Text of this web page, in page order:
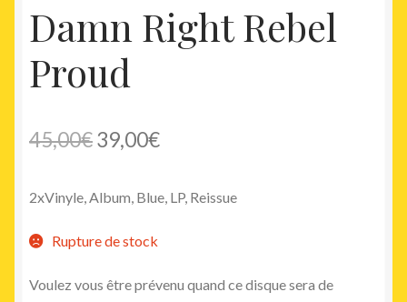
Damn Right Rebel
Proud
45,00€Le
initial
était :
39,00€Le
actuel
2xVinyle, Album, Blue, LP, Reissue
Rupture de stock
Voulez vous être prévenu quand ce disque sera de